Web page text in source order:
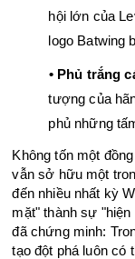
hội lớn của
logo Batwing
󠁯•󠁏 Phủ trắng
tượng của
phủ những
Không tốn một
vẫn sở hữu một
đến nhiều nhất kỳ
mặt" thành sự
đã chứng minh:
tạo đột phá luôn có